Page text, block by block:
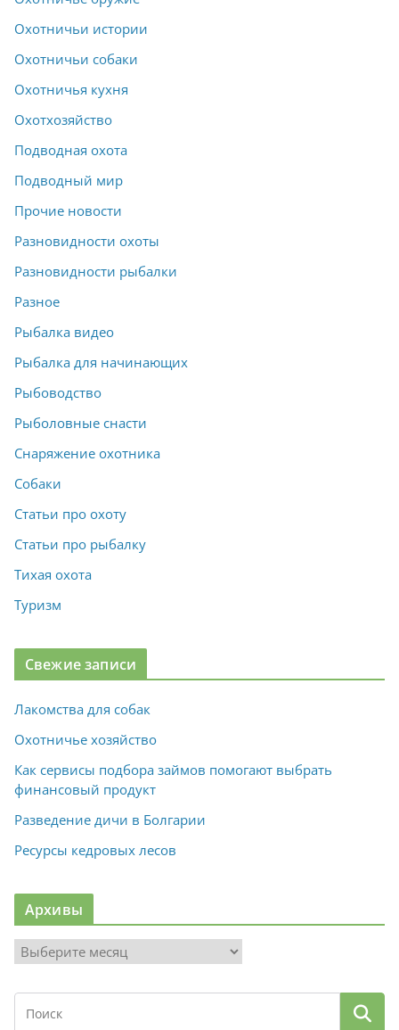
Охотничьи истории
Охотничьи собаки
Охотничья кухня
Охотхозяйство
Подводная охота
Подводный мир
Прочие новости
Разновидности охоты
Разновидности рыбалки
Разное
Рыбалка видео
Рыбалка для начинающих
Рыбоводство
Рыболовные снасти
Снаряжение охотника
Собаки
Статьи про охоту
Статьи про рыбалку
Тихая охота
Туризм
Свежие записи
Лакомства для собак
Охотничье хозяйство
Как сервисы подбора займов помогают выбрать
финансовый продукт
Разведение дичи в Болгарии
Ресурсы кедровых лесов
Архивы
р
х